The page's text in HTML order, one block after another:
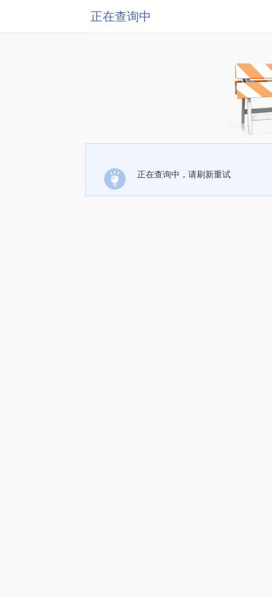
正在查询中
正在查询中，请刷新重试